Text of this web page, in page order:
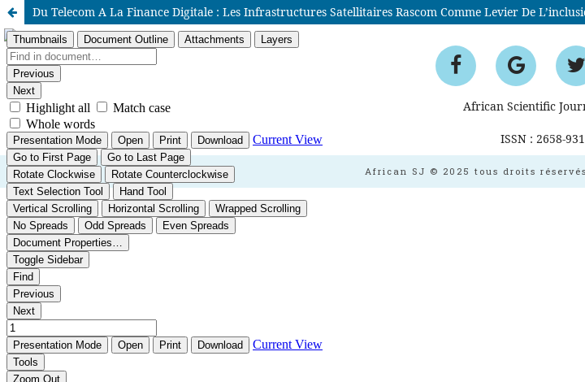
Du Telecom A La Finance Digitale : Les Infrastructures Satellitaires Rascom Comme Levier De
African Scientific
ISSN : 2658-
African SJ © 2025 tous droits